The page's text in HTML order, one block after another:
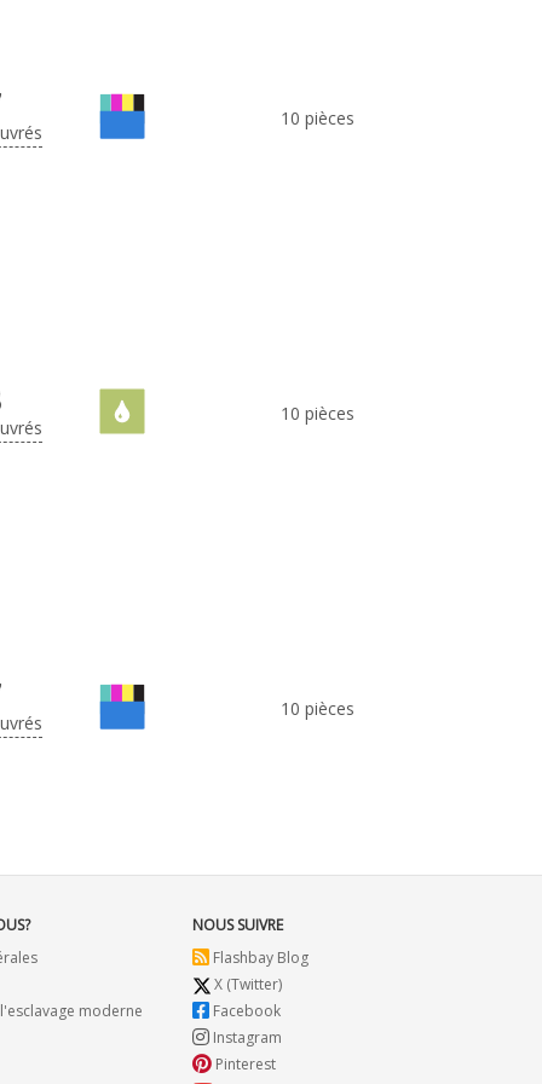
10 pièces
10 pièces
10 pièces
moderne
NOUS SUIVRE
Flashbay Blog
X (Twitter)
Facebook
Instagram
Pinterest